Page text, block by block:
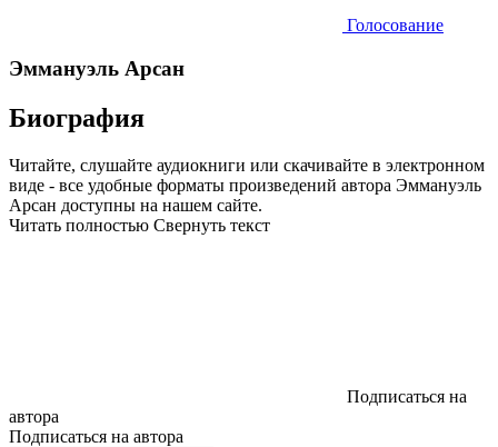
Голосование
Эммануэль Арсан
Биография
Читайте, слушайте аудиокниги или скачивайте в электронном
виде - все удобные форматы произведений автора Эммануэль
Арсан доступны на нашем сайте.
Читать полностью Свернуть текст
Подписаться на
автора
Подписаться на автора